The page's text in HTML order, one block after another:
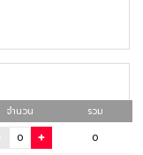
จำนวน
รวม
0